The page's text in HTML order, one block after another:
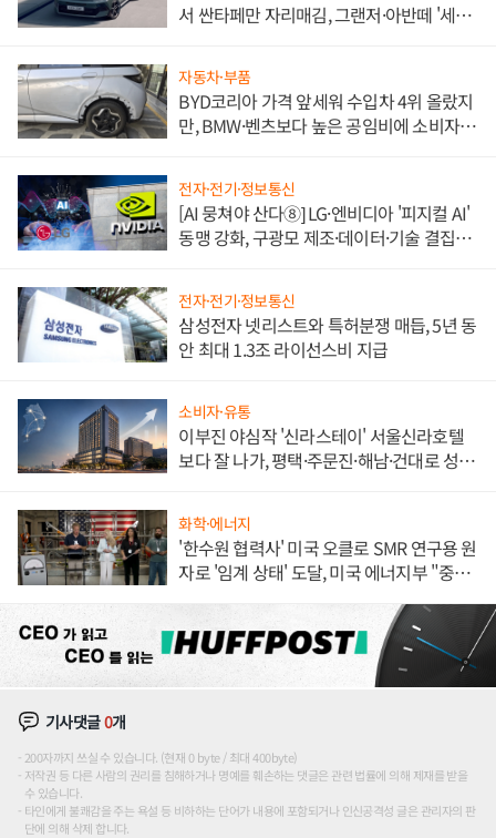
서 싼타페만 자리매김, 그랜저·아반떼 '세단
자동차·부품
BYD코리아 가격 앞세워 수입차 4위 올랐지
만, BMW·벤츠보다 높은 공임비에 소비자
전자·전기·정보통신
[AI 뭉쳐야 산다⑧] LG·엔비디아 '피지컬 AI'
동맹 강화, 구광모 제조·데이터·기술 결집
전자·전기·정보통신
삼성전자 넷리스트와 특허분쟁 매듭, 5년 동
안 최대 1.3조 라이선스비 지급
소비자·유통
이부진 야심작 '신라스테이' 서울신라호텔
보다 잘 나가, 평택·주문진·해남·건대로 성
화학·에너지
'한수원 협력사' 미국 오클로 SMR 연구용 원
자로 '임계 상태' 도달, 미국 에너지부 "중요
기사댓글0개
200자까지 쓰실 수 있습니다. (현재 0 byte / 최대 400byte)
저작권 등 다른 사람의 권리를 침해하거나 명예를 훼손하는 댓글은 관련 법률에 의해 제재를 받을
수 있습니다.
타인에게 불쾌감을 주는 욕설 등 비하하는 단어가 내용에 포함되거나 인신공격성 글은 관리자의 판
단에 의해 삭제 합니다.